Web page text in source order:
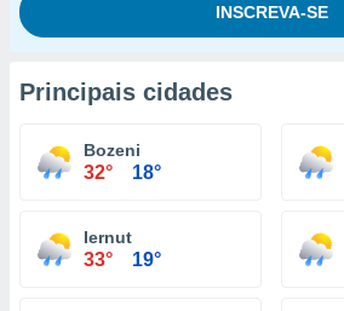
Principais cidades
Bozeni
32° 18°
Iernut
33° 19°